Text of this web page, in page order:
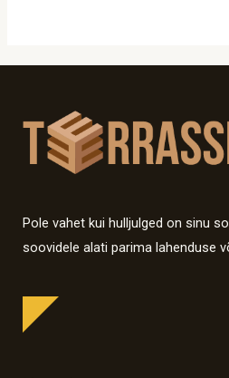
Pole vahet kui hulljulged on sinu
soovidele alati parima lahenduse